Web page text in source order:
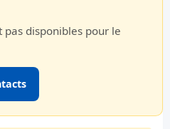
pas disponibles pour le